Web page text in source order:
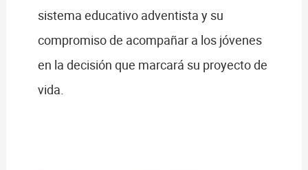
sistema educativo adventista y su
compromiso de acompañar a los jóvenes
en la decisión que marcará su proyecto de
vida.